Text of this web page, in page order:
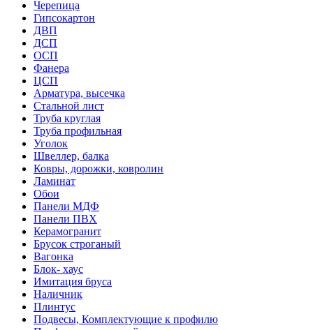
Черепица
Гипсокартон
ДВП
ДСП
ОСП
Фанера
ЦСП
Арматура, высечка
Стальной лист
Труба круглая
Труба профильная
Уголок
Швеллер, балка
Ковры, дорожки, ковролин
Ламинат
Обои
Панели МДФ
Панели ПВХ
Керамогранит
Брусок строганый
Вагонка
Блок- хаус
Имитация бруса
Наличник
Плинтус
Подвесы, Комплектующие к профилю